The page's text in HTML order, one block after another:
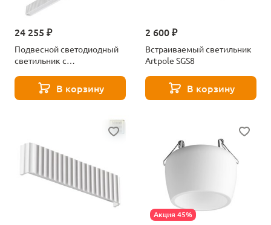
24 255 ₽
Подвесной светодиодный
светильник с
цв.температуры Novotech
YESO 359404 белый
В корзину
2 600 ₽
Встраиваемый светильник
Artpole SGS8
В корзину
Акция 45%